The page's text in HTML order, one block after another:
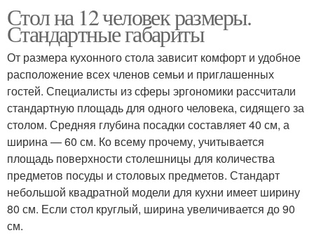
Стол на 12 человек размеры.
Стандартные габариты
От размера кухонного стола зависит комфорт и удобное
расположение всех членов семьи и приглашенных
гостей. Специалисты из сферы эргономики рассчитали
стандартную площадь для одного человека, сидящего за
столом. Средняя глубина посадки составляет 40 см, а
ширина — 60 см. Ко всему прочему, учитывается
площадь поверхности столешницы для количества
предметов посуды и столовых предметов. Стандарт
небольшой квадратной модели для кухни имеет ширину
80 см. Если стол круглый, ширина увеличивается до 90
см.